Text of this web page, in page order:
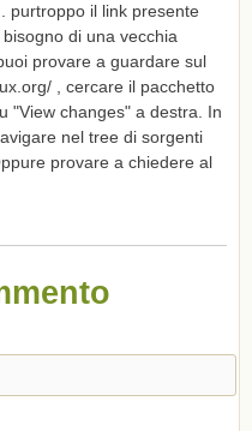
purtroppo il link presente
di una vecchia
provare a guardare sul
, cercare il pacchetto
"View changes" a destra. In
nel tree di sorgenti
provare a chiedere al